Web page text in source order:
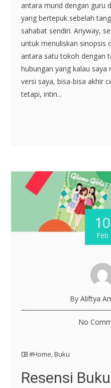
antara murid dengan guru
yang bertepuk sebelah
sahabat sendiri. Anyway,
untuk menuliskan sinopsis
antara satu tokoh dengan
hubungan yang kalau
versi saya, bisa-bisa akhir
tetapi, intin...
10
Feb
By Aliftya
No
#Home,Buku
Resensi